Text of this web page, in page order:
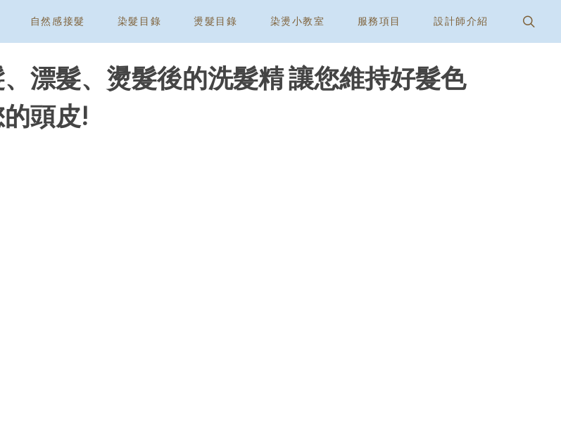
自然感接髮 染髮目錄 燙髮目錄 染燙小教室 服務項目 設計師介紹
漂髮、燙髮後的洗髮精 讓您維持好髮色
頭皮!